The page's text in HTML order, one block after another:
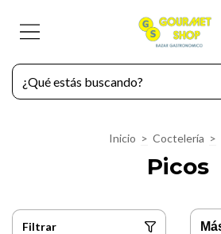
Inicio > Coctelería >
Picos
Filtrar